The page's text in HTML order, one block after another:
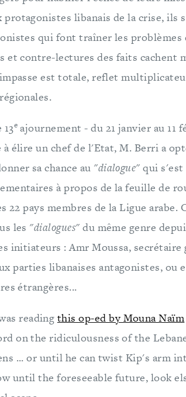
protagonistes libanais de la crise, ils
qui font traîner les problèmes
et contre-lectures des faits cachent
est totale, reflet
eajournement - du 21 janvier au 11
à élire un chef de l'Etat, M. Berri a
sa chance au "dialogue" qui s'est
à propos de la feuille de
22 pays membres de la Ligue
les "dialogues" du même genre
initiateurs : Amr Moussa, secrétaire
parties libanaises antagonistes, ou
étrangères...
readingthis op-ed by Mouna Naïm
on the ridiculousness of the
... or until he can twist Kip's arm
until the foreseeable future, look